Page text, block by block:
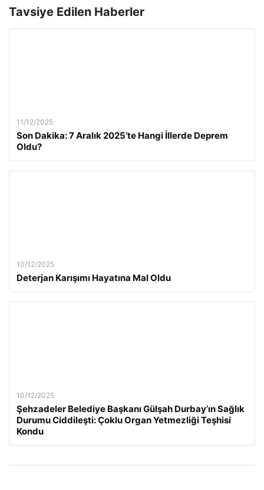
Tavsiye Edilen Haberler
11/12/2025
Son Dakika: 7 Aralık 2025’te Hangi İllerde Deprem
Oldu?
10/12/2025
Deterjan Karışımı Hayatına Mal Oldu
10/12/2025
Şehzadeler Belediye Başkanı Gülşah Durbay’ın Sağlık
Durumu Ciddileşti: Çoklu Organ Yetmezliği Teşhisi
Kondu